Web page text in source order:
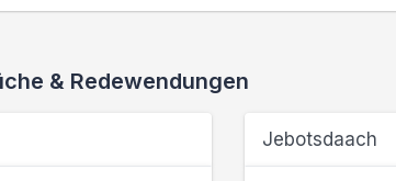
& Redewendungen
Jebotsdaach